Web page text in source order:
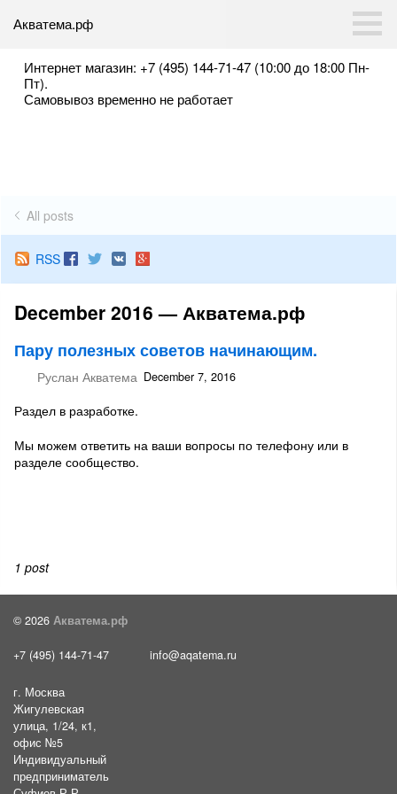
Акватема.рф
Интернет магазин: +7 (495) 144-71-47 (10:00 до 18:00 Пн-
Пт).
Самовывоз временно не работает
All posts
RSS
December 2016 — Акватема.рф
Пару полезных советов начинающим.
Руслан Акватема December 7, 2016
Раздел в разработке.
Мы можем ответить на ваши вопросы по телефону или в
разделе сообщество.
1 post
© 2026 Акватема.рф
+7 (495) 144-71-47 info@aqatema.ru
г. Москва
Жигулевская
улица, 1/24, к1,
офис №5
Индивидуальный
предприниматель